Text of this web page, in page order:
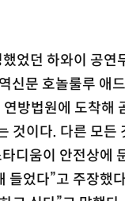
었던 하와이 공연
신문 호놀룰루 애
방법원에 도착해
것이다. 다른 모든
디움이 안전상에
었다”고 주장했